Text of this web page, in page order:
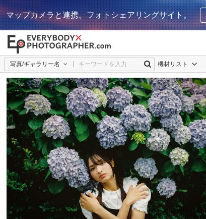
マップカメラと連携。フォトシェアリングサイト。
写真/ギャラリー名 機材リスト
黒水 雪那| Setsuna Kurouzu 0